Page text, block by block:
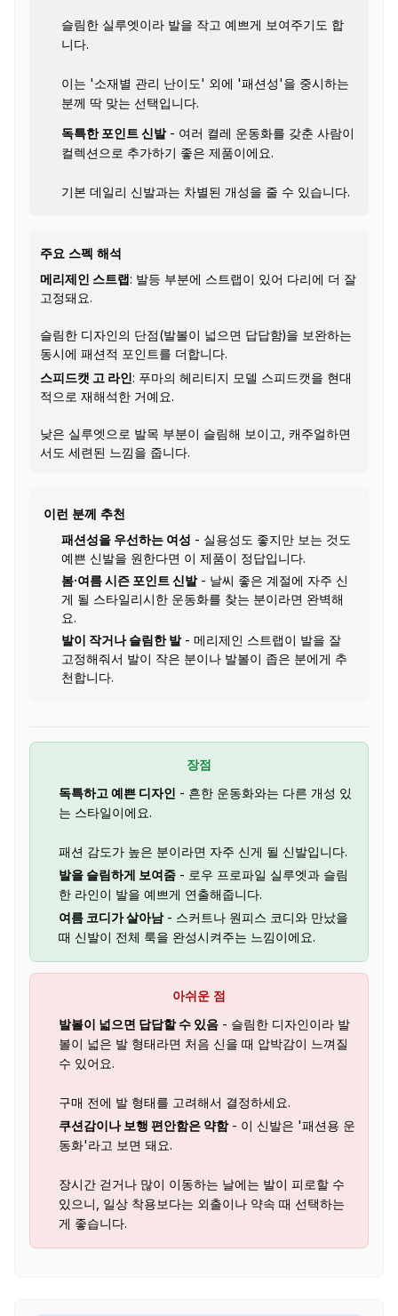
슬림한 실루엣이라 발을 작고 예쁘게 보여주기도 합
니다.
이는 '소재별 관리 난이도' 외에 '패션성'을 중시하는
분께 딱 맞는 선택입니다.
독특한 포인트 신발- 여러 켤레 운동화를 갖춘 사람이
컬렉션으로 추가하기 좋은 제품이에요.
기본 데일리 신발과는 차별된 개성을 줄 수 있습니다.
주요 스펙 해석
메리제인 스트랩 : 발등 부분에 스트랩이 있어 다리에 더 잘
고정돼요.
슬림한 디자인의 단점(발볼이 넓으면 답답함)을 보완하는
동시에 패션적 포인트를 더합니다.
스피드캣 고 라인: 푸마의 헤리티지 모델 스피드캣을 현대
적으로 재해석한 거예요.
낮은 실루엣으로 발목 부분이 슬림해 보이고, 캐주얼하면
서도 세련된 느낌을 줍니다.
이런 분께 추천
패션성을 우선하는 여성 - 실용성도 좋지만 보는 것도
예쁜 신발을 원한다면 이 제품이 정답입니다.
봄·여름 시즌 포인트 신발- 날씨 좋은 계절에 자주 신
게 될 스타일리시한 운동화를 찾는 분이라면 완벽해
요.
발이 작거나 슬림한 발- 메리제인 스트랩이 발을 잘
고정해줘서 발이 작은 분이나 발볼이 좁은 분에게 추
천합니다.
장점
독특하고 예쁜 디자인 - 흔한 운동화와는 다른 개성 있
는 스타일이에요.
패션 감도가 높은 분이라면 자주 신게 될 신발입니다.
발을 슬림하게 보여줌 - 로우 프로파일 실루엣과 슬림
한 라인이 발을 예쁘게 연출해줍니다.
여름 코디가 살아남- 스커트나 원피스 코디와 만났을
때 신발이 전체 룩을 완성시켜주는 느낌이에요.
아쉬운 점
발볼이 넓으면 답답할 수 있음 - 슬림한 디자인이라 발
볼이 넓은 발 형태라면 처음 신을 때 압박감이 느껴질
수 있어요.
구매 전에 발 형태를 고려해서 결정하세요.
쿠션감이나 보행 편안함은 약함- 이 신발은 '패션용 운
동화'라고 보면 돼요.
장시간 걷거나 많이 이동하는 날에는 발이 피로할 수
있으니, 일상 착용보다는 외출이나 약속 때 선택하는
게 좋습니다.